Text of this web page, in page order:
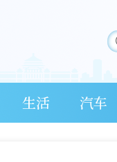
生活 汽车